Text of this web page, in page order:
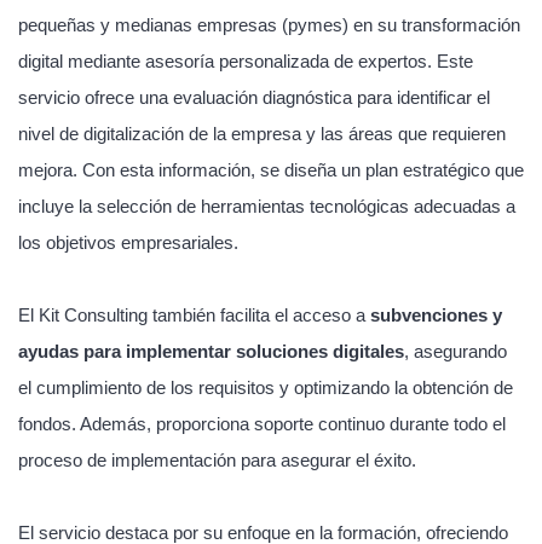
pequeñas y medianas empresas (pymes) en su transformación
digital mediante asesoría personalizada de expertos. Este
servicio ofrece una evaluación diagnóstica para identificar el
nivel de digitalización de la empresa y las áreas que requieren
mejora. Con esta información, se diseña un plan estratégico que
incluye la selección de herramientas tecnológicas adecuadas a
los objetivos empresariales.
El Kit Consulting también facilita el acceso a subvenciones y
ayudas para implementar soluciones digitales, asegurando
el cumplimiento de los requisitos y optimizando la obtención de
fondos. Además, proporciona soporte continuo durante todo el
proceso de implementación para asegurar el éxito.
El servicio destaca por su enfoque en la formación, ofreciendo